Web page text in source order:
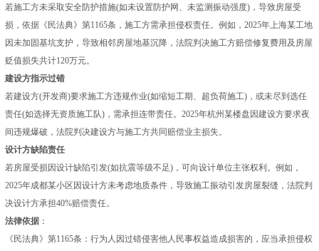
若施工方未采取安全防护措施(如未设置防护网、未监测振动强度)，导致房屋受
损，依据《民法典》第1165条，施工方需承担侵权责任。例如，2025年上海某工地
因未加固基坑支护，导致相邻房屋地基沉降，法院判决施工方赔偿修复费用及房屋
贬值损失共计120万元。
建设方指示过错
若建设方(开发商)要求施工方违规作业(如缩短工期、超负荷施工)，或未尽到选任
责任(如选择无资质施工队)，需承担连带责任。2025年杭州某楼盘因建设方要求夜
间违规爆破，法院判决建设方与施工方共同赔偿业主损失。
设计方缺陷责任
若房屋受损因设计缺陷引发(如抗震等级不足)，可向设计单位主张权利。例如，
2025年成都某小区因设计方未考虑地质条件，导致施工振动引发房屋裂缝，法院判
决设计方承担40%赔偿责任。
法律依据：
《民法典》第1165条：行为人因过错侵害他人民事权益造成损害的，应当承担侵权